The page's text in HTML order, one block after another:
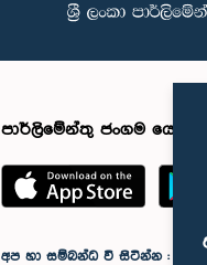
පාර්ලිමේන්තු ජංගම යෙදුම
අප හා සම්බන්ධ වී සිටින්න :